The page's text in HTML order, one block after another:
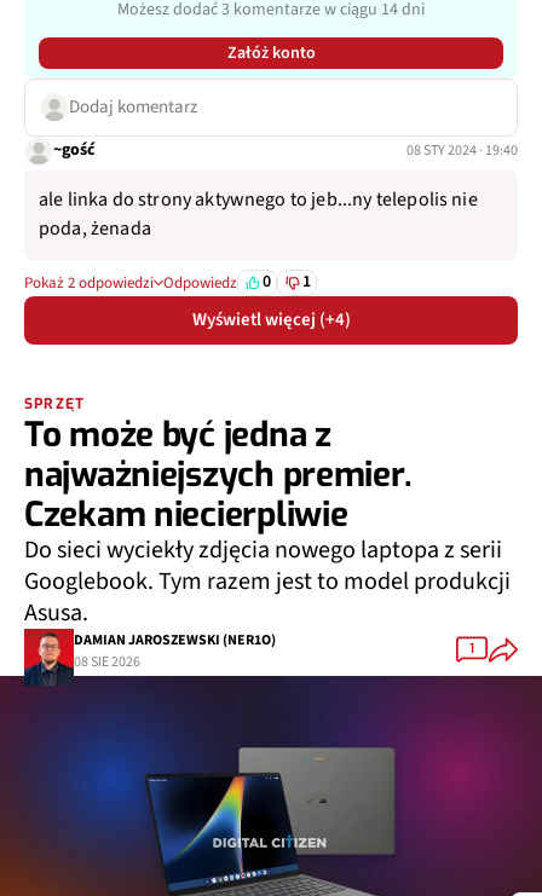
Możesz dodać 3 komentarze w ciągu 14 dni
Załóż konto
Dodaj komentarz
~gość 08 STY 2024 · 19:40
ale linka do strony aktywnego to jeb...ny telepolis nie
poda, żenada
Pokaż 2 odpowiedzi Odpowiedz 0 1
Wyświetl więcej (+4)
SPRZĘT
To może być jedna z
najważniejszych premier.
Czekam niecierpliwie
Do sieci wyciekły zdjęcia nowego laptopa z serii
Googlebook. Tym razem jest to model produkcji
Asusa.
DAMIAN JAROSZEWSKI (NER1O)
08 SIE 2026
1